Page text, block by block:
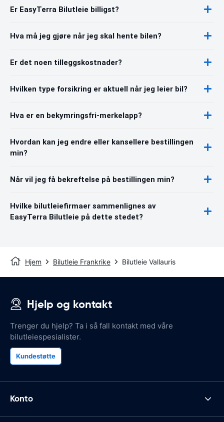
Er EasyTerra Bilutleie billigst?
Hva må jeg gjøre når jeg skal hente bilen?
Er det noen tilleggskostnader?
Hvilken type forsikring er aktuell når jeg leier bil?
Hva er en bekymringsfri-merkelapp?
Hvordan kan jeg endre eller kansellere bestillingen
min?
Når vil jeg få bekreftelse på bestillingen min?
Hvilke bilutleiefirmaer sammenlignes av
EasyTerra Bilutleie på dette stedet?
Hjem Bilutleie Frankrike Bilutleie Vallauris
Hjelp og kontakt
Trenger du hjelp? Ta i så fall kontakt med våre
bilutleiespesialister.
Kundestøtte
Konto